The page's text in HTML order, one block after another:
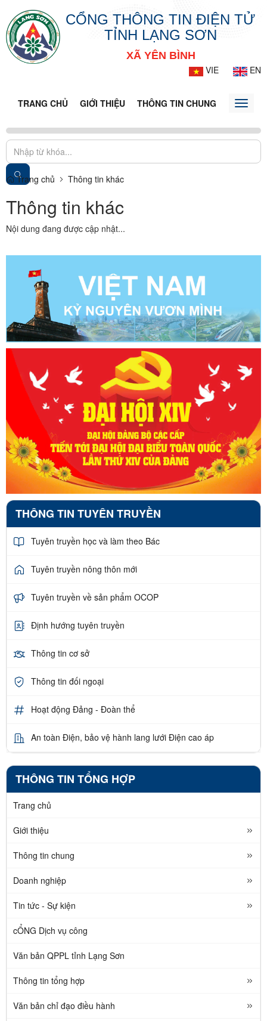
CỔNG THÔNG TIN ĐIỆN TỬ
TỈNH LẠNG SƠN
XÃ YÊN BÌNH
VIE
EN
TRANG CHỦ GIỚI THIỆU THÔNG TIN CHUNG DOANH
Toggle
Trang chủ Thông tin khác
Thông tin khác
Nội dung đang được cập nhật...
THÔNG TIN TUYÊN TRUYỀN
Tuyên truyền học và làm theo Bác
Tuyên truyền nông thôn mới
Tuyên truyền về sản phẩm OCOP
Định hướng tuyên truyền
Thông tin cơ sở
Thông tin đối ngoại
Hoạt động Đảng - Đoàn thể
An toàn Điện, bảo vệ hành lang lưới Điện cao áp
THÔNG TIN TỔNG HỢP
Trang chủ
Giới thiệu
Thông tin chung
Doanh nghiệp
Tin tức - Sự kiện
cỔNG Dịch vụ công
Văn bản QPPL tỉnh Lạng Sơn
Thông tin tổng hợp
Văn bản chỉ đạo điều hành